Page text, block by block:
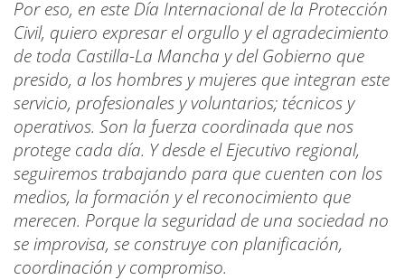
Por eso, en este Día Internacional de la Protección
Civil, quiero expresar el orgullo y el agradecimiento
de toda Castilla-La Mancha y del Gobierno que
presido, a los hombres y mujeres que integran este
servicio, profesionales y voluntarios; técnicos y
operativos. Son la fuerza coordinada que nos
protege cada día. Y desde el Ejecutivo regional,
seguiremos trabajando para que cuenten con los
medios, la formación y el reconocimiento que
merecen. Porque la seguridad de una sociedad no
se improvisa, se construye con planificación,
coordinación y compromiso.